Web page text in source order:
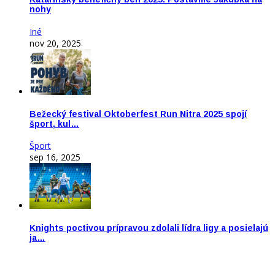
nohy
Iné
nov 20, 2025
Bežecký festival Oktoberfest Run Nitra 2025 spojí
šport, kul…
Šport
sep 16, 2025
Knights poctivou prípravou zdolali lídra ligy a posielajú
ja…